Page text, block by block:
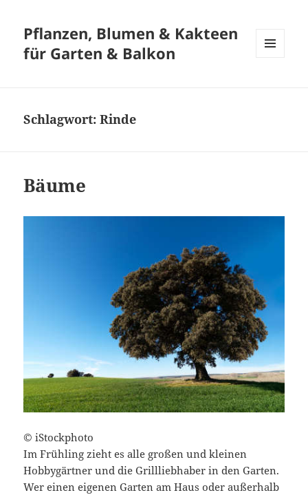
Pflanzen, Blumen & Kakteen
für Garten & Balkon
Schlagwort:Rinde
Bäume
© iStockphoto
Im Frühling zieht es alle großen und kleinen
Hobbygärtner und die Grillliebhaber in den Garten.
Wer einen eigenen Garten am Haus oder außerhalb